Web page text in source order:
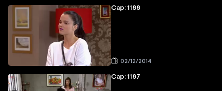
Cap: 1188
02/12/2014
Cap: 1187